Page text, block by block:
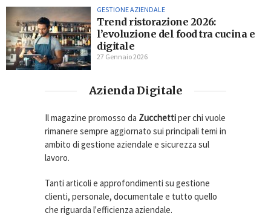
GESTIONE AZIENDALE
Trend ristorazione 2026:
l’evoluzione del food tra cucina e
digitale
27 Gennaio 2026
Azienda Digitale
Il magazine promosso da Zucchettiper chi vuole
rimanere sempre aggiornato sui principali temi in
ambito di gestione aziendale e sicurezza sul
lavoro.
Tanti articoli e approfondimenti su gestione
clienti, personale, documentale e tutto quello
che riguarda l'efficienza aziendale.